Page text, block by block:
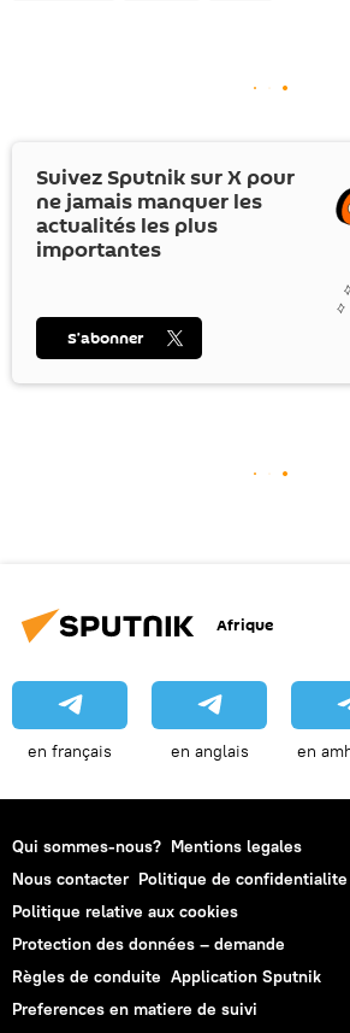
Suivez Sputnik surX pour
ne jamais manquer les
actualités les plus
importantes
S’abonner
Afrique
en français en anglais en
Qui sommes-nous? Mentions legales
Nous contacter Politique de confidentialite
Politique relative aux cookies
Protection des données – demande
Règles de conduite Application Sputnik
Preferences en matiere de suivi